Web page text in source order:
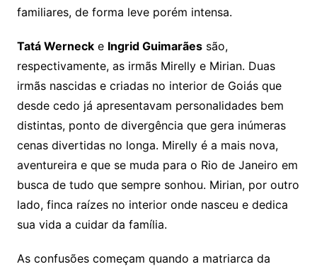
familiares, de forma leve porém intensa.
Tatá Wernecke Ingrid Guimarãessão,
respectivamente, as irmãs Mirelly e Mirian. Duas
irmãs nascidas e criadas no interior de Goiás que
desde cedo já apresentavam personalidades bem
distintas, ponto de divergência que gera inúmeras
cenas divertidas no longa. Mirelly é a mais nova,
aventureira e que se muda para o Rio de Janeiro em
busca de tudo que sempre sonhou. Mirian, por outro
lado, finca raízes no interior onde nasceu e dedica
sua vida a cuidar da família.
As confusões começam quando a matriarca da